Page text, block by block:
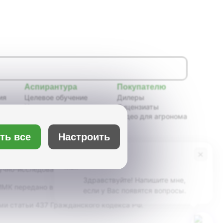
Здравствуйте! Напишите мне,
Аспирантура
Целевое обучение
Новости аспирантуры
Портфолио аспирантов
Расписание
Учебно-методическое
обеспечение
Покупателю
Дилеры
Лицензиаты
Видео для агронома
исследовательский институт масличных
все Настроить